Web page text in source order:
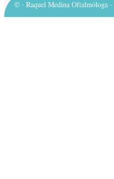
© · Raquel Medina Oftalmóloga